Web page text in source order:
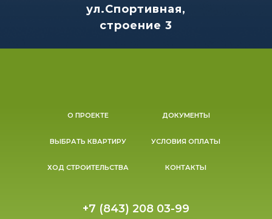
ул.Спортивная,
строение 3
О ПРОЕКТЕ
ВЫБРАТЬ КВАРТИРУ
ХОД СТРОИТЕЛЬСТВА
ДОКУМЕНТЫ
КОНТАКТЫ
УСЛОВИЯ ОПЛАТЫ
+7 (843) 208 03-99